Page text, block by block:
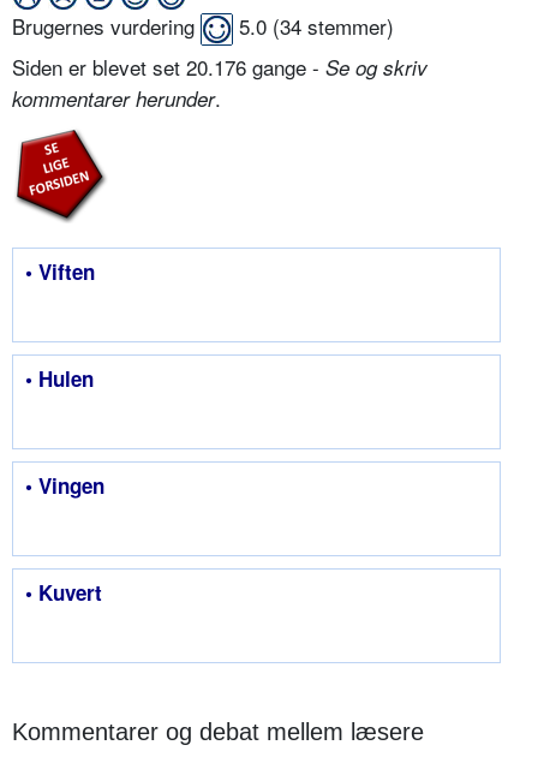
Brugernes vurdering 5.0 (34 stemmer)
Siden er blevet set 20.176 gange - Se og skriv
kommentarer herunder.
• Viften
• Hulen
• Vingen
• Kuvert
Kommentarer og debat mellem læsere